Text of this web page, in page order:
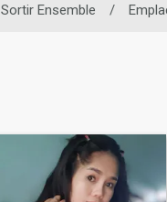
Sortir Ensemble /